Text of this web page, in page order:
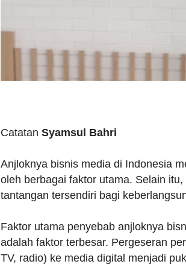
Catatan Syamsul Bahri
Anjloknya bisnis media di Indonesia
oleh berbagai faktor utama. Selain
tantangan tersendiri bagi
Faktor utama penyebab anjloknya
adalah faktor terbesar. Pergeseran
TV, radio) ke media digital menjadi